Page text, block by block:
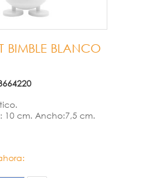
BIMBLE BLANCO
.
10 cm. Ancho:7,5 cm.